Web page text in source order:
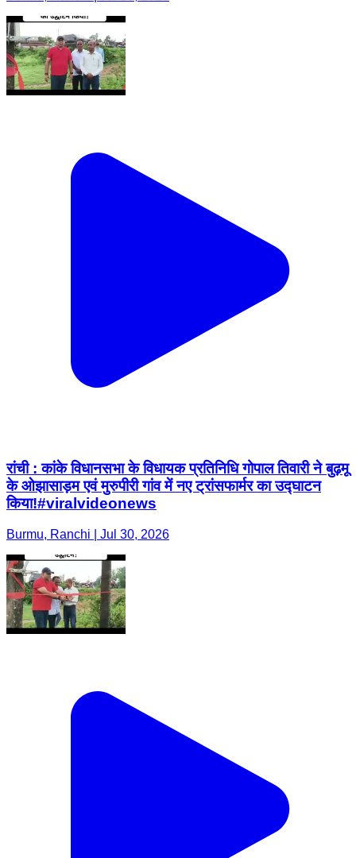
रांची : कांके विधानसभा के विधायक प्रतिनिधि गोपाल तिवारी ने बुढ़मू
के ओझासाड़म एवं मुरुपीरी गांव में नए ट्रांसफार्मर का उद्घाटन
किया!#viralvideonews
Burmu, Ranchi | Jul 30, 2026